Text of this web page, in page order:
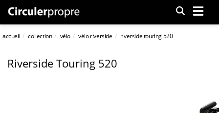
Menu
accueil collection vélo vélo riverside riverside touring 520
Riverside Touring 520